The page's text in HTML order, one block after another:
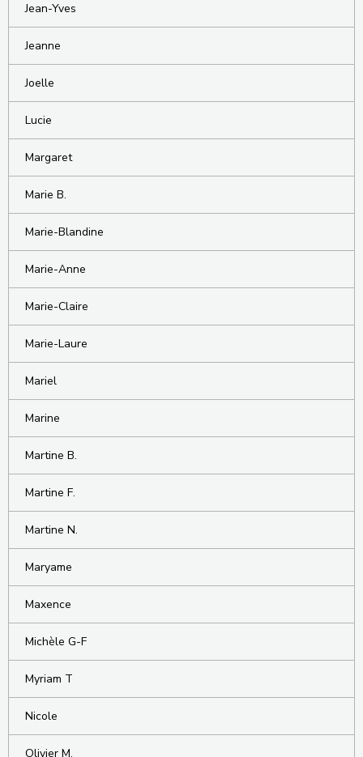
Jean-Yves
Jeanne
Joelle
Lucie
Margaret
Marie B.
Marie-Blandine
Marie-Anne
Marie-Claire
Marie-Laure
Mariel
Marine
Martine B.
Martine F.
Martine N.
Maryame
Maxence
Michèle G-F
Myriam T
Nicole
Olivier M.